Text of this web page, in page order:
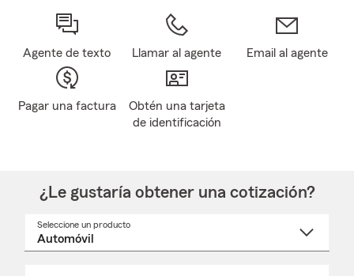
Agente de texto Llamar al agente Email al agente
Pagar una factura
Obtén una tarjeta
de identificación
¿Le gustaría obtener una cotización?
Seleccione un producto